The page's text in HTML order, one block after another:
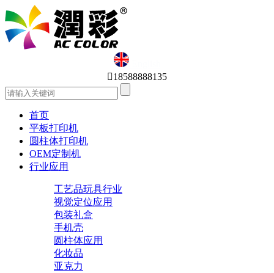
English
18588888135
首页
平板打印机
圆柱体打印机
OEM定制机
行业应用
工艺品玩具行业
视觉定位应用
包装礼盒
手机壳
圆柱体应用
化妆品
亚克力